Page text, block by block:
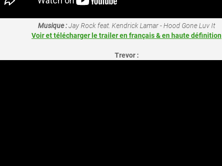
Musique :Jay Rock feat. Kendrick Lamar - Hood Gone Luv It
Voir et télécharger le trailer en français & en haute définition
Trevor :